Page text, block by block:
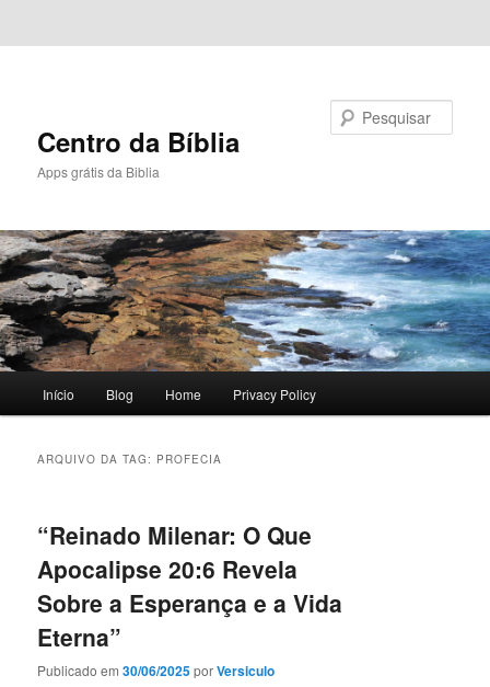
Centro da Bíblia
Apps grátis da Biblia
principal
Início Blog Home Privacy Policy
ARQUIVO DA TAG: PROFECIA
“Reinado Milenar: O Que
Apocalipse 20:6 Revela
Sobre a Esperança e a Vida
Eterna”
Publicado em30/06/2025porVersiculo